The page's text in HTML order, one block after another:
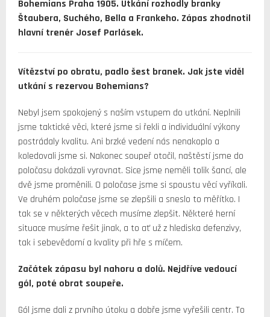
Bohemians Praha 1905. Utkání rozhodly branky
Štaubera, Suchého, Bella a Frankeho. Zápas zhodnotil
hlavní trenér Josef Parlásek.
Vítězství po obratu, padlo šest branek. Jak jste viděl
utkání s rezervou Bohemians?
Nebyl jsem spokojený s naším vstupem do utkání. Neplnili
jsme taktické věci, které jsme si řekli a individuální výkony
postrádaly kvalitu. Ani brzké vedení nás nenakoplo a
koledovali jsme si. Nakonec soupeř otočil, naštěstí jsme do
poločasu dokázali vyrovnat. Sice jsme neměli tolik šancí, ale
dvě jsme proměnili. O poločase jsme si spoustu věcí vyříkali.
Ve druhém poločase jsme se zlepšili a sneslo to měřítko. I
tak se v některých věcech musíme zlepšit. Některé herní
situace musíme řešit jinak, a to ať už z hlediska defenzivy,
tak i sebevědomí a kvality při hře s míčem.
Začátek zápasu byl nahoru a dolů. Nejdříve vedoucí
gól, poté obrat soupeře.
Gól jsme dali z prvního útoku a dobře jsme vyřešili centr. To